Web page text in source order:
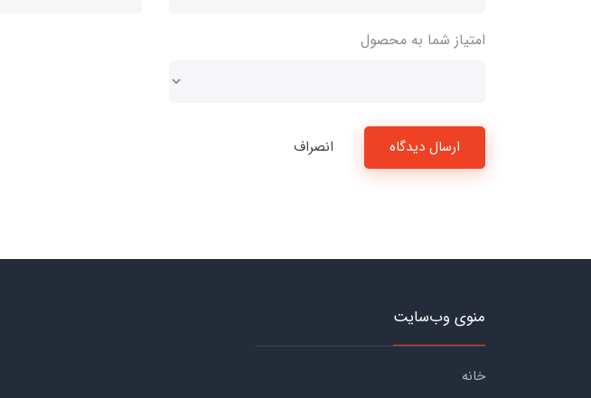
امتیاز شما به محصول
ارسال دیدگاه انصراف
منوی وب‌سایت
خانه